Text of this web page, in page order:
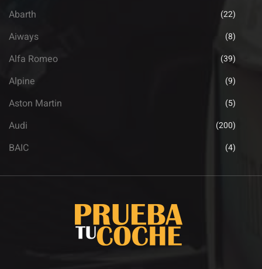
Abarth (22)
Aiways (8)
Alfa Romeo (39)
Alpine (9)
Aston Martin (5)
Audi (200)
BAIC (4)